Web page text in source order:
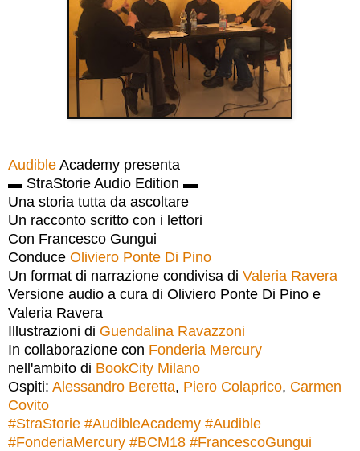
Audible Academy presenta
▬ StraStorie Audio Edition ▬
Una storia tutta da ascoltare
Un racconto scritto con i lettori
Con Francesco Gungui
Conduce Oliviero Ponte Di Pino
Un format di narrazione condivisa di Valeria Ravera
Versione audio a cura di Oliviero Ponte Di Pino e
Valeria Ravera
Illustrazioni di Guendalina Ravazzoni
In collaborazione con Fonderia Mercury
nell'ambito di BookCity Milano
Ospiti: Alessandro Beretta, Piero Colaprico, Carmen
Covito
#StraStorie #AudibleAcademy #Audible
#FonderiaMercury #BCM18 #FrancescoGungui